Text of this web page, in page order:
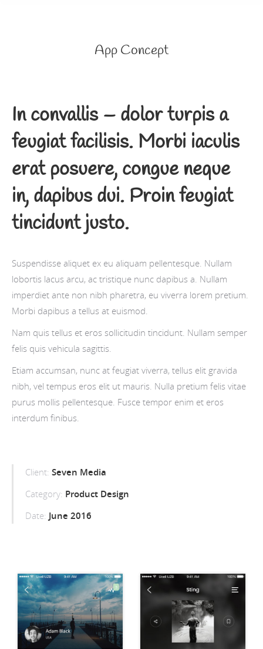
App Concept
In convallis – dolor turpis a
feugiat facilisis. Morbi iaculis
erat posuere, congue neque
in, dapibus dui. Proin feugiat
tincidunt justo.
Suspendisse aliquet ex eu aliquam pellentesque. Nullam
lobortis lacus arcu, ac tristique nunc dapibus a. Nullam
imperdiet ante non nibh pharetra, eu viverra lorem pretium.
Morbi dapibus a tellus at euismod.
Nam quis tellus et eros sollicitudin tincidunt. Nullam semper
felis quis vehicula sagittis.
Etiam accumsan, nunc at feugiat viverra, tellus elit gravida
nibh, vel tempus eros elit ut mauris. Nulla pretium felis vitae
purus mollis pellentesque. Fusce tempor enim et eros
interdum finibus.
Client: Seven Media
Category: Product Design
Date: June 2016